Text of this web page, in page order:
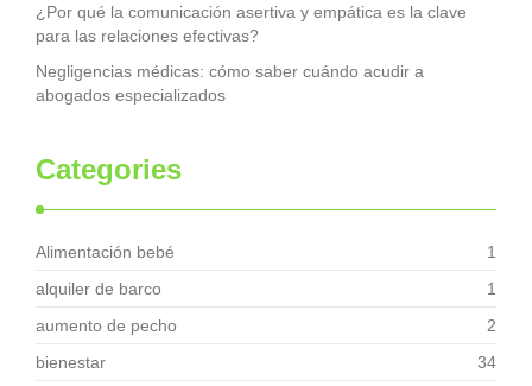
¿Por qué la comunicación asertiva y empática es la clave
para las relaciones efectivas?
Negligencias médicas: cómo saber cuándo acudir a
abogados especializados
Categories
Alimentación bebé
1
alquiler de barco
1
aumento de pecho
2
bienestar
34